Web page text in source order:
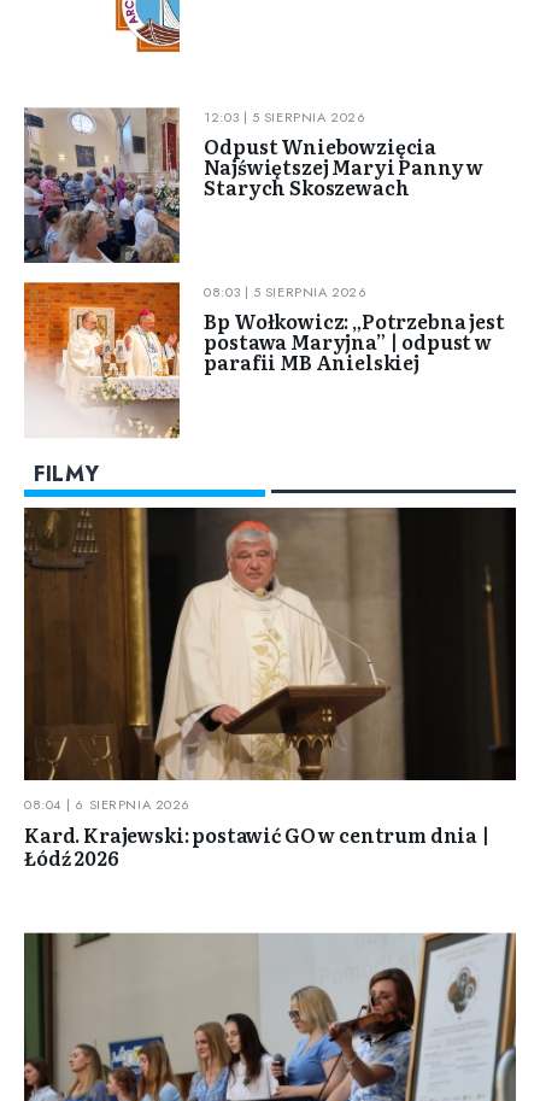
12:03 | 5 SIERPNIA 2026
Odpust Wniebowzięcia
Najświętszej Maryi Panny w
Starych Skoszewach
08:03 | 5 SIERPNIA 2026
Bp Wołkowicz: „Potrzebna jest
postawa Maryjna” | odpust w
parafii MB Anielskiej
FILMY
08:04 | 6 SIERPNIA 2026
Kard. Krajewski: postawić GO w centrum dnia |
Łódź 2026